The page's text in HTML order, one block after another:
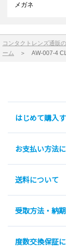
メガネ
コンタクトレンズ通販
ーム
＞ AW-007-4 CL
はじめて購入
お支払い方法
送料について
受取方法・納
度数交換保証